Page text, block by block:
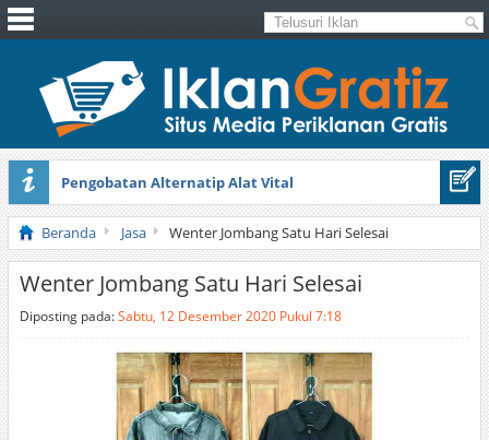
Pengobatan Alternatip Alat Vital
Pita Cantik Pesona
Beranda Jasa Wenter Jombang Satu Hari Selesai
Wenter Jombang Satu Hari Selesai
Diposting pada:Sabtu, 12 Desember 2020 Pukul 7:18